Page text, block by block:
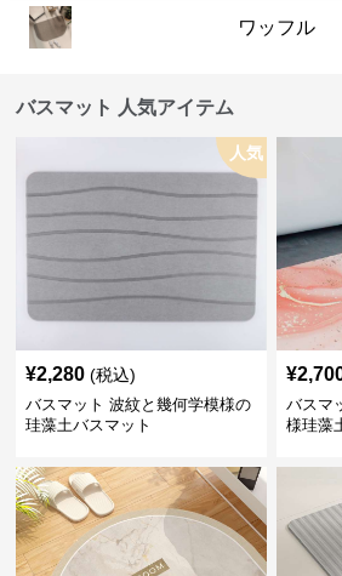
ワッフル
バスマット 人気アイテム
人気
¥2,280 (税込)
バスマット 波紋と幾何学模様の
珪藻土バスマット
¥
バスマ
様珪藻